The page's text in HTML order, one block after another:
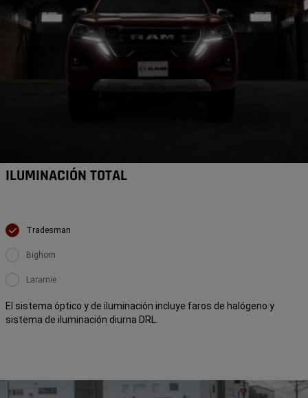
ILUMINACIÓN TOTAL
Tradesman
Bighorn
Laramie
El sistema óptico y de iluminación incluye faros de halógeno y
sistema de iluminación diurna DRL.